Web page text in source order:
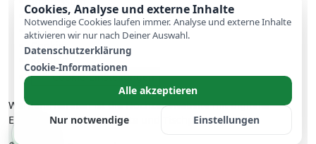
Cookies, Analyse und externe Inhalte
Notwendige Cookies laufen immer. Analyse und externe Inhalte
aktivieren wir nur nach Deiner Auswahl.
Datenschutzerklärung
Cookie-Informationen
Alle akzeptieren
Nur notwendige Einstellungen
Datenschutz
AGB
Cookies
Kontakt
Cookie-Einstellungen
Werden-Heiraten ist die Hochzeitswebsite mit digitaler
Einladung, RSVP, Gästeliste und Tischplanung.